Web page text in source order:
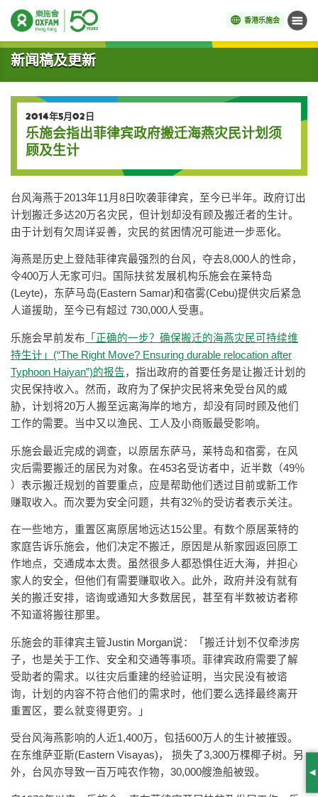
香港乐施会 菜单
开始主要内容
新闻稿及更新
2014年5月02日
乐施会指出菲律宾政府搬迁海燕灾民计划须
顾及生计
台风海燕于2013年11月8日吹袭菲律宾，至今已半年。政府订出
计划搬迁多达20万名灾民，但计划却没有顾及搬迁者的生计。
由于计划有欠周详妥善，灾民的贫困情况可能进一步恶化。
海燕是历史上登陆菲律宾最强烈的台风，夺去8,000人的性命，
令400万人无家可归。国际扶贫发展机构乐施会在莱特岛
(Leyte)，东萨马岛(Eastern Samar)和宿雾(Cebu)提供灾后紧急
人道援助，至今已有超过 730,000人受惠。
乐施会早前发布 「正确的一步？确保搬迁的海燕灾民可持续维
持生计」(“The Right Move? Ensuring durable relocation after
Typhoon Haiyan”)的报告，指出政府的首要任务是让搬迁计划的
灾民保持收入。然而，政府为了保护灾民将来免受台风的威
胁，计划将20万人搬至远离海岸的地方，却没有同时顾及他们
工作的需要。当中又以渔民、工人及小商贩最受影响。
乐施会最近完成的调查，以原居东萨马，莱特岛和宿雾，在风
灾后需要搬迁的居民为对象。在453名受访者中，近半数（49％
）表示搬迁规划的首要重点，应是帮助他们透过目前或新工作
赚取收入。而次要为安全问题，共有32％的受访者表示关注。
在一些地方，重置区离原居地远达15公里。有数个原居莱特的
家庭告诉乐施会，他们决定不搬迁，原因是从新家园返回原工
作地点，交通成本太贵。虽然很多人都恐惧住近大海，并担心
家人的安全，但他们有需要赚取收入。此外，政府并没有就有
关的搬迁安排，谘询或通知大多数居民，甚至有半数被访者称
不知道将搬往那里。
乐施会的菲律宾主管Justin Morgan说：「搬迁计划不仅牵涉房
子，也是关于工作、安全和交通等事项。菲律宾政府需要了解
受助者的需求。以往灾后重建的经验证明，当灾民没有被谘
询，计划的内容不符合他们的需求时，他们要么选择最终离开
重置区，要么就变得更穷。」
受台风海燕影响的人近1,400万，包括600万人的生计被摧毁。
在东维萨亚斯(Eastern Visayas)， 损失了3,300万棵椰子树。另
外，台风亦导致一百万吨农作物，30,000艘渔船被毁。